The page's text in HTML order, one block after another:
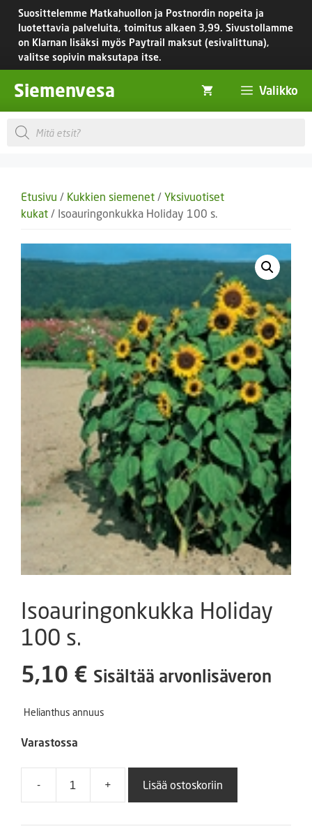
Siirry
sisältöön
Suosittelemme Matkahuollon ja Postnordin nopeita ja
luotettavia palveluita, toimitus alkaen 3,99. Sivustollamme
on Klarnan lisäksi myös Paytrail maksut (esivalittuna),
valitse sopivin maksutapa itse.
Siemenvesa Valikko
Products
search
Etusivu / Kukkien siemenet / Yksivuotiset
kukat / Isoauringonkukka Holiday 100 s.
Isoauringonkukka Holiday
100 s.
5,10 € Sisältää arvonlisäveron
Helianthus annuus
Varastossa
-
Isoauringonkukka
100
+ Lisää ostoskoriin